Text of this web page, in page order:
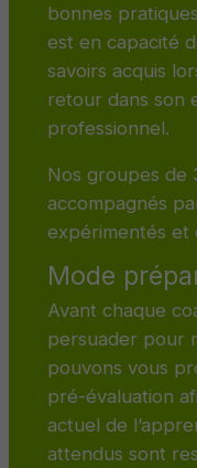
bonnes
est en capacité
savoirs acquis
retour dans son
professionnel.
Nos groupes de
accompagnés
expérimentés et
Mode
Avant chaque
persuader pour
pouvons vous
pré-évaluation
actuel de
attendus sont